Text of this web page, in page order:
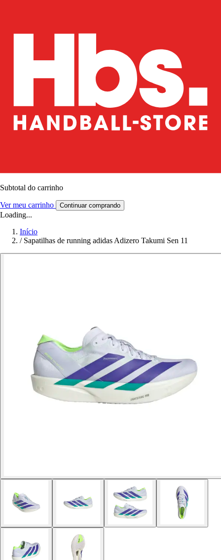
Subtotal do carrinho
Ver meu carrinho Continuar comprando
Loading...
Início
/ Sapatilhas de running adidas Adizero Takumi Sen 11